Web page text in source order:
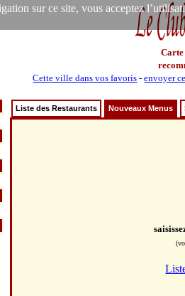
sur ce site, vous acceptez
Carte
Cette ville dans vos favoris -envoyer
Liste des Restaurants Nouveaux Menus